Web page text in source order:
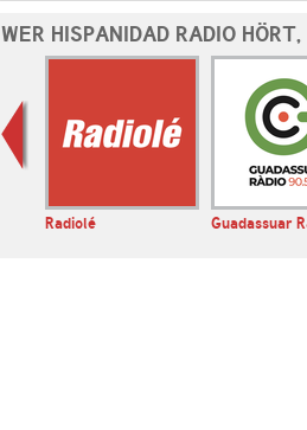
WER HISPANIDAD RADIO
Radiolé Guadassuar